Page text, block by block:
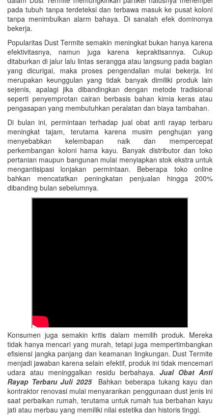
pada tubuh tanpa terdeteksi dan terbawa masuk ke pusat koloni
tanpa menimbulkan alarm bahaya. Di sanalah efek dominonya
bekerja.
Popularitas Dust Termite semakin meningkat bukan hanya karena
efektivitasnya, namun juga karena kepraktisannya. Cukup
ditaburkan di jalur lalu lintas serangga atau langsung pada bagian
yang dicurigai, maka proses pengendalian mulai bekerja. Ini
merupakan keunggulan yang tidak banyak dimiliki produk lain
sejenis, apalagi jika dibandingkan dengan metode tradisional
seperti penyemprotan cairan berbasis bahan kimia keras atau
pengasapan yang membutuhkan peralatan dan biaya tambahan.
Di bulan ini, permintaan terhadap jual obat anti rayap terbaru
meningkat tajam, terutama karena musim penghujan yang
menyebabkan kelembapan naik dan mempercepat
perkembangan koloni hama kayu. Banyak distributor dan toko
pertanian maupun bangunan mulai menyiapkan stok ekstra untuk
mengantisipasi lonjakan permintaan. Beberapa toko online
bahkan mencatatkan peningkatan penjualan hingga 200%
dibanding bulan sebelumnya.
Konsumen juga semakin kritis dalam memilih produk. Mereka
tidak hanya mencari yang murah, tetapi juga mempertimbangkan
efisiensi jangka panjang dan keamanan lingkungan. Dust Termite
menjadi jawaban karena selain efektif, produk ini tidak mencemari
udara atau meninggalkan residu berbahaya. Jual Obat Anti
Rayap Terbaru Juli 2025Bahkan beberapa tukang kayu dan
kontraktor renovasi mulai menyarankan penggunaan dust jenis ini
saat perbaikan rumah, terutama untuk rumah tua berbahan kayu
jati atau merbau yang memiliki nilai estetika dan historis tinggi.